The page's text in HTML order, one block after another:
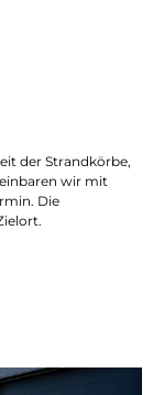
der Strandkörbe,
wir mit
Die